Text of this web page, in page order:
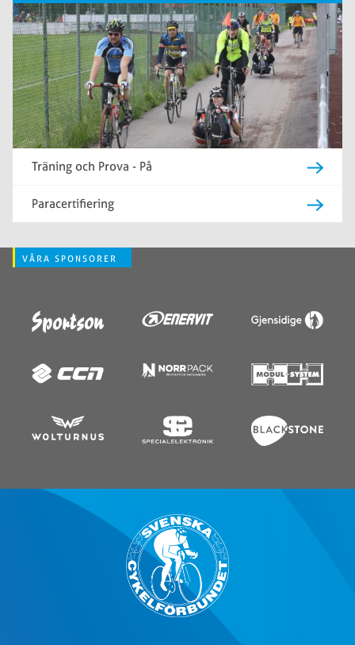
Träning och Prova - På
Paracertifiering
VÅRA SPONSORER